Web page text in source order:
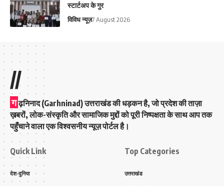
स्टार्टअप के गुर
विविध न्यूज़7 August 2026
//
ग ढ़निनाद (Garhninad) उत्तराखंड की धड़कन है, जो प्रदेश की ताज़ा
ख़बरों, लोक-संस्कृति और सामाजिक मुद्दों को पूरी निष्पक्षता के साथ आप तक
पहुँचाने वाला एक विश्वसनीय न्यूज़ पोर्टल है।
Quick Link
देश-दुनिया
Top Categories
उत्तराखंड